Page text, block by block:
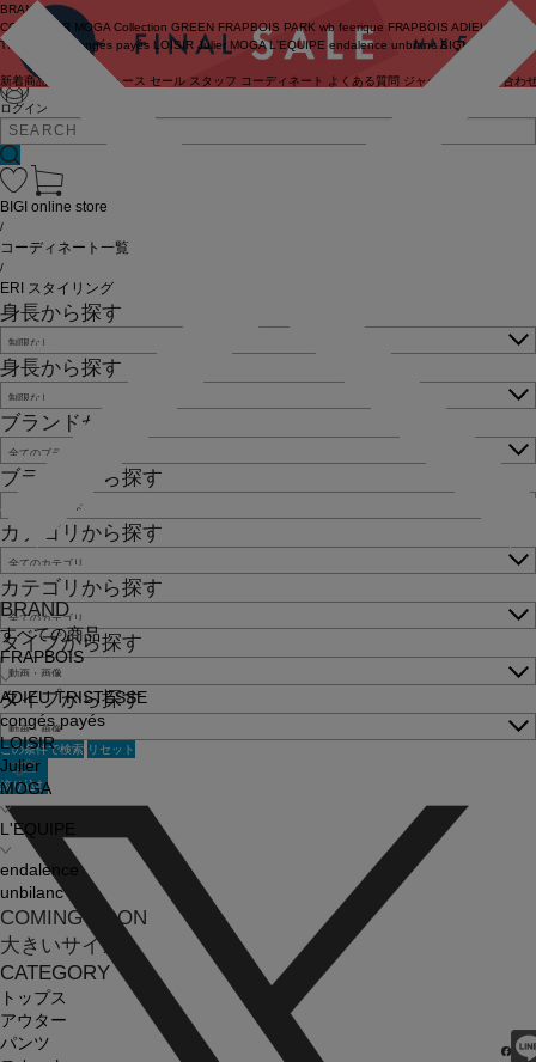
ログイン
BRAND
COUTURIER MOGA Collection GREEN FRAPBOIS PARK wb feerique FRAPBOIS ADIEU
TRISTESSE
congés payés LOISIR Julier MOGA L'EQUIPE endalence unbilanc BIGI online store
新着商品 ニュース セール スタッフ コーディネート よくある質問 ジャーナル お問い合わ
BRAND
すべての商品
FRAPBOIS
ADIEU TRISTESSE
congés payés
LOISIR
Julier
MOGA
L'EQUIPE
endalence
unbilanc
COMING SOON
大きいサイズ
CATEGORY
トップス
アウター
パンツ
BIGI online store
/
コーディネート一覧
/
ERI スタイリング
身長から探す
身長から探す
ブランドから探す
ブランドから探す
カテゴリから探す
カテゴリから探す
タイプから探す
タイプから探す
この条件で検索 リセット
絞り込む